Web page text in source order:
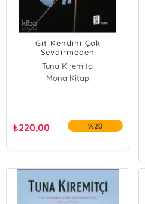
Git Kendini Çok
Sevdirmeden
Tuna Kiremitçi
Mona Kitap
₺220,00 %20